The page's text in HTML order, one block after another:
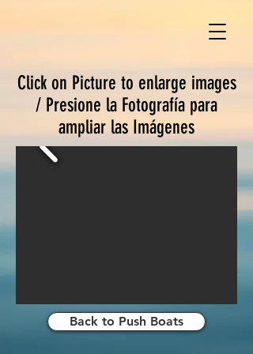
Click on Picture to enlarge images
/ Presione la Fotografía para
ampliar las Imágenes
Back to Push Boats